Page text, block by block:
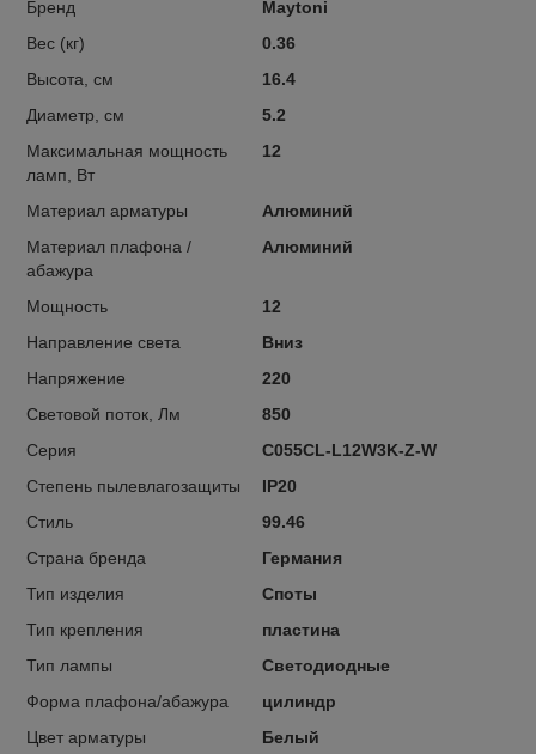
Бренд
Maytoni
Вес (кг)
0.36
Высота, см
16.4
Диаметр, см
5.2
Максимальная мощность
ламп, Вт
12
Материал арматуры
Алюминий
Материал плафона /
абажура
Алюминий
Мощность
12
Направление света
Вниз
Напряжение
220
Световой поток, Лм
850
Серия
C055CL-L12W3K-Z-W
Степень пылевлагозащиты
IP20
Стиль
99.46
Страна бренда
Германия
Тип изделия
Споты
Тип крепления
пластина
Тип лампы
Светодиодные
Форма плафона/абажура
цилиндр
Цвет арматуры
Белый